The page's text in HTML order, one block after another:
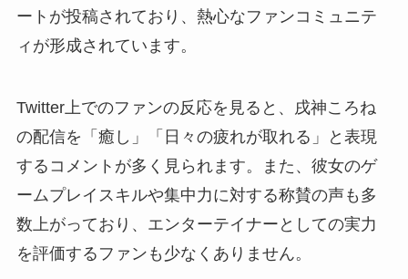
ートが投稿されており、熱心なファンコミュニテ
ィが形成されています。
Twitter上でのファンの反応を見ると、戌神ころね
の配信を「癒し」「日々の疲れが取れる」と表現
するコメントが多く見られます。また、彼女のゲ
ームプレイスキルや集中力に対する称賛の声も多
数上がっており、エンターテイナーとしての実力
を評価するファンも少なくありません。